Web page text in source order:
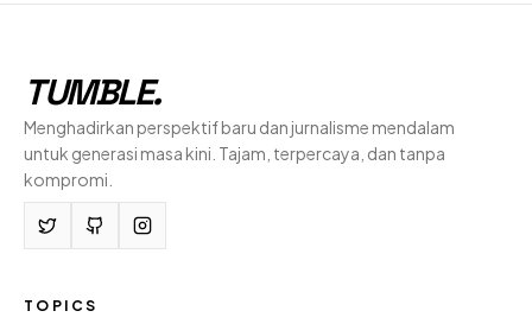
TUMBLE.
Menghadirkan perspektif baru dan jurnalisme mendalam
untuk generasi masa kini. Tajam, terpercaya, dan tanpa
kompromi.
TOPICS